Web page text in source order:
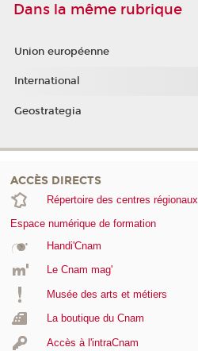
Dans la même rubrique
Union européenne
International
Geostrategia
ACCÈS DIRECTS
Répertoire des centres régionaux
Espace numérique de formation
Handi'Cnam
Le Cnam mag'
Musée des arts et métiers
La boutique du Cnam
Accès à l'intraCnam